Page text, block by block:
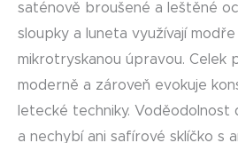
saténově broušené a leštěné
sloupky a luneta využívají modře
mikrotryskanou úpravou. Celek
moderně a zároveň evokuje
letecké techniky. Voděodolnost
a nechybí ani safírové sklíčko s